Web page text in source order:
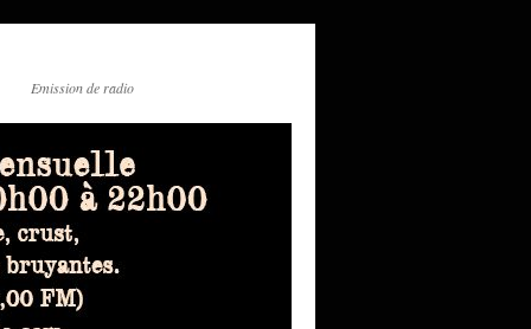
Emission de radio